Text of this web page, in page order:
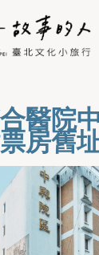
醫院
房舊